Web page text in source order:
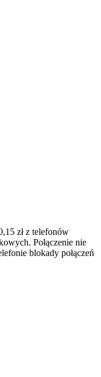
zł z telefonów
Połączenie nie
blokady połączeń